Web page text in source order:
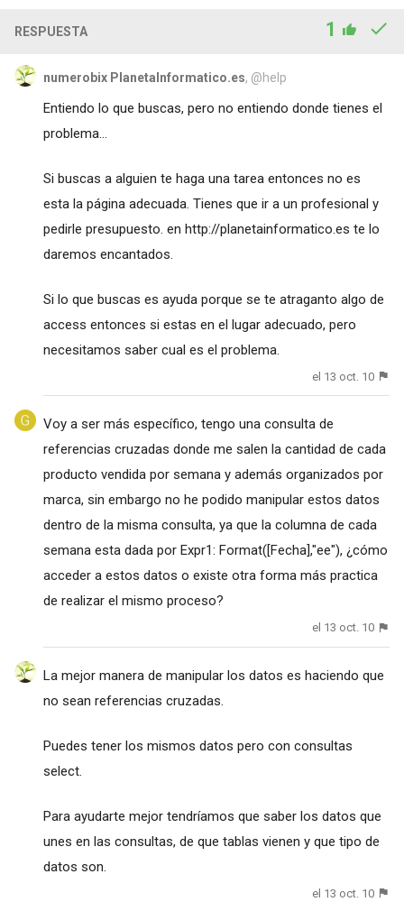
RESPUESTA 1
numerobix PlanetaInformatico.es, @help
Entiendo lo que buscas, pero no entiendo donde tienes el
problema...
Si buscas a alguien te haga una tarea entonces no es
esta la página adecuada. Tienes que ir a un profesional y
pedirle presupuesto. en http://planetainformatico.es te lo
daremos encantados.
Si lo que buscas es ayuda porque se te atraganto algo de
access entonces si estas en el lugar adecuado, pero
necesitamos saber cual es el problema.
el 13 oct. 10
Voy a ser más específico, tengo una consulta de
referencias cruzadas donde me salen la cantidad de cada
producto vendida por semana y además organizados por
marca, sin embargo no he podido manipular estos datos
dentro de la misma consulta, ya que la columna de cada
semana esta dada por Expr1: Format([Fecha],"ee"), ¿cómo
acceder a estos datos o existe otra forma más practica
de realizar el mismo proceso?
el 13 oct. 10
La mejor manera de manipular los datos es haciendo que
no sean referencias cruzadas.
Puedes tener los mismos datos pero con consultas
select.
Para ayudarte mejor tendríamos que saber los datos que
unes en las consultas, de que tablas vienen y que tipo de
datos son.
el 13 oct. 10